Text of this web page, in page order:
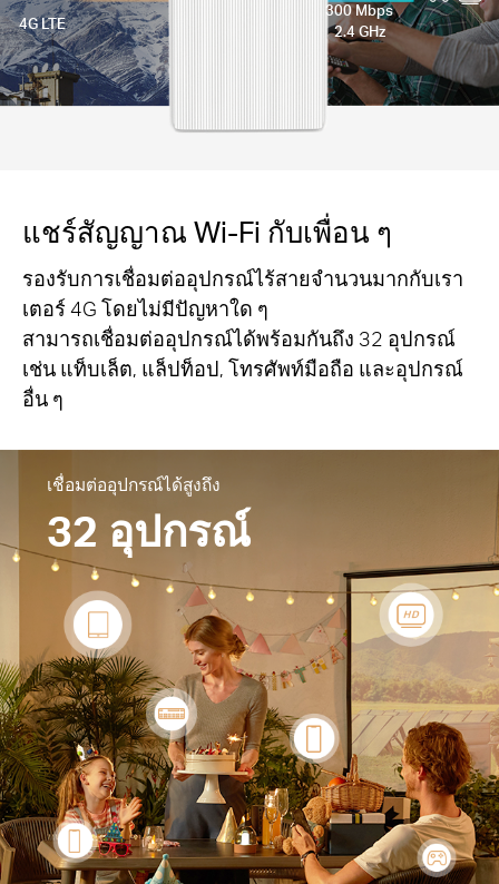
4G LTE
300 Mbps
2.4 GHz
แชร์สัญญาณ Wi-Fi กับเพื่อน ๆ
รองรับการเชื่อมต่ออุปกรณ์ไร้สายจำนวนมากกับเรา
เตอร์ 4G โดยไม่มีปัญหาใด ๆ
สามารถเชื่อมต่ออุปกรณ์ได้พร้อมกันถึง 32 อุปกรณ์
เช่น แท็บเล็ต, แล็ปท็อป, โทรศัพท์มือถือ และอุปกรณ์
อื่น ๆ
เชื่อมต่ออุปกรณ์ได้สูงถึง
32 อุปกรณ์